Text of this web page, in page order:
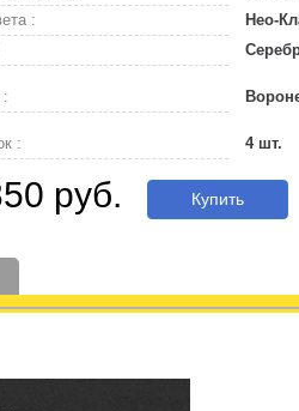
:
Нео-
:
: 4 шт.
руб. Купить